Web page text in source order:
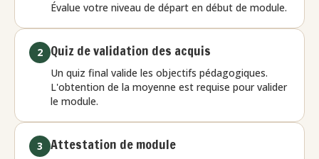
Évalue votre niveau de départ en début de module.
2 Quiz de validation des acquis
Un quiz final valide les objectifs pédagogiques.
L'obtention de la moyenne est requise pour valider
le module.
3 Attestation de module